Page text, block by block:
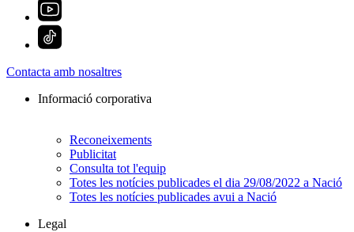
Contacta amb nosaltres
Informació corporativa
Reconeixements
Publicitat
Consulta tot l'equip
Totes les notícies publicades el dia 29/08/2022 a Nació
Totes les notícies publicades avui a Nació
Legal